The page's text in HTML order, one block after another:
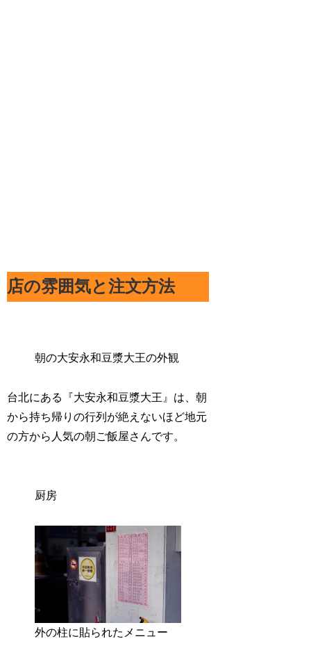
店の雰囲気と注文方法
朝の大安永和豆漿大王の外観
台北にある『大安永和豆漿大王』は、朝
から持ち帰りの行列が絶えないほど地元
の方から人気の朝ご飯屋さんです。
厨房
外の柱に貼られたメニュー